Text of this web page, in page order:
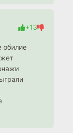
+13
обилие